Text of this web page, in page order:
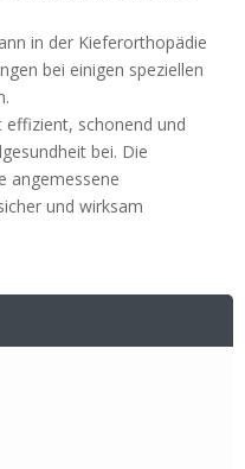
in der Kieferorthopädie
bei einigen speziellen
effizient, schonend und
bei. Die
angemessene
und wirksam